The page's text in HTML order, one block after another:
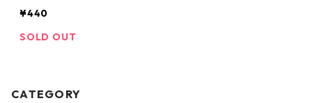
¥440
SOLD OUT
CATEGORY